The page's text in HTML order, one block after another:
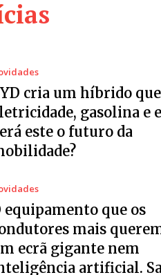
cria um híbrido
gasolina e
este o futuro da
equipamento que os
mais
ecrã gigante nem
artificial.